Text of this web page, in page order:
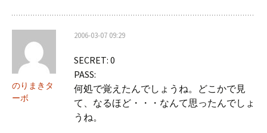
のりまきタ
ーボ
2006-03-07 09:29
SECRET: 0
PASS:
何処で覚えたんでしょうね。どこかで見
て、なるほど・・・なんて思ったんでしょ
うね。